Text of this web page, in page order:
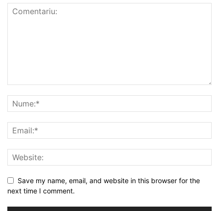
Save my name, email, and website in this browser for the
next time I comment.